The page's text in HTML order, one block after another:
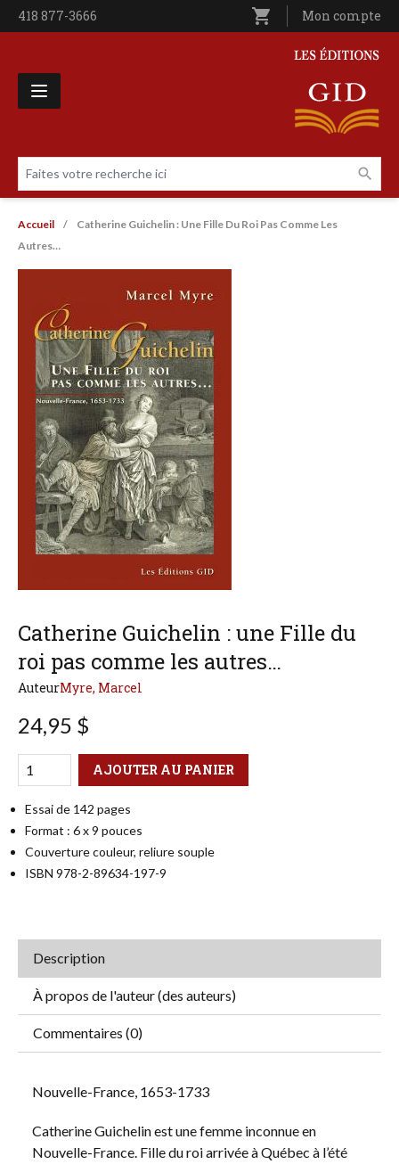
Aller au contenu principal
Téléphone
418 877-3666 shopping_cart Utilisateur
Mon compte
Les Éditions GID
Faites votre recherche ici
Livres par page
Fil d'Ariane
Accueil
Catherine Guichelin : Une Fille Du Roi Pas Comme Les
Autres…
Catherine Guichelin : une Fille du
roi pas comme les autres…
AuteurMyre, Marcel
24,95 $
Qté
Format AJOUTER AU PANIER
Essai de 142 pages
Format : 6 x 9 pouces
Couverture couleur, reliure souple
ISBN 978-2-89634-197-9
Description
À propos de l'auteur (des auteurs)
Commentaires (0)
Nouvelle-France, 1653-1733
Catherine Guichelin est une femme inconnue en
Nouvelle-France. Fille du roi arrivée à Québec à l’été